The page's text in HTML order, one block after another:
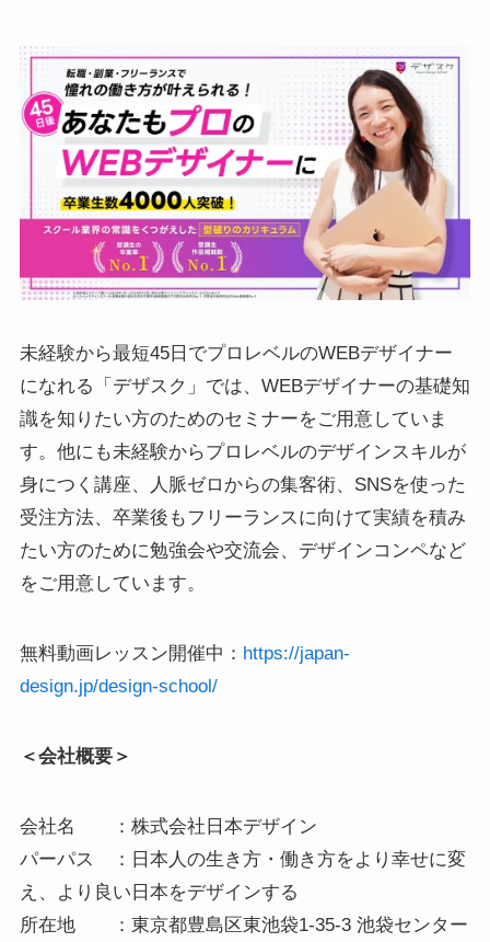
未経験から最短45日でプロレベルのWEBデザイナー
になれる「デザスク」では、WEBデザイナーの基礎知
識を知りたい方のためのセミナーをご用意していま
す。他にも未経験からプロレベルのデザインスキルが
身につく講座、人脈ゼロからの集客術、SNSを使った
受注方法、卒業後もフリーランスに向けて実績を積み
たい方のために勉強会や交流会、デザインコンペなど
をご用意しています。
無料動画レッスン開催中： https://japan-
design.jp/design-school/
＜会社概要＞
会社名 ：株式会社日本デザイン
パーパス ：日本人の生き方・働き方をより幸せに変
え、より良い日本をデザインする
所在地 ：東京都豊島区東池袋1-35-3 池袋センター